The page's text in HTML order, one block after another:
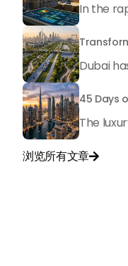
浏览所有文章